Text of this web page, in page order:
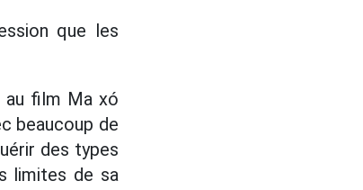
que les
au film Ma xó
beaucoup de
des types
limites de sa